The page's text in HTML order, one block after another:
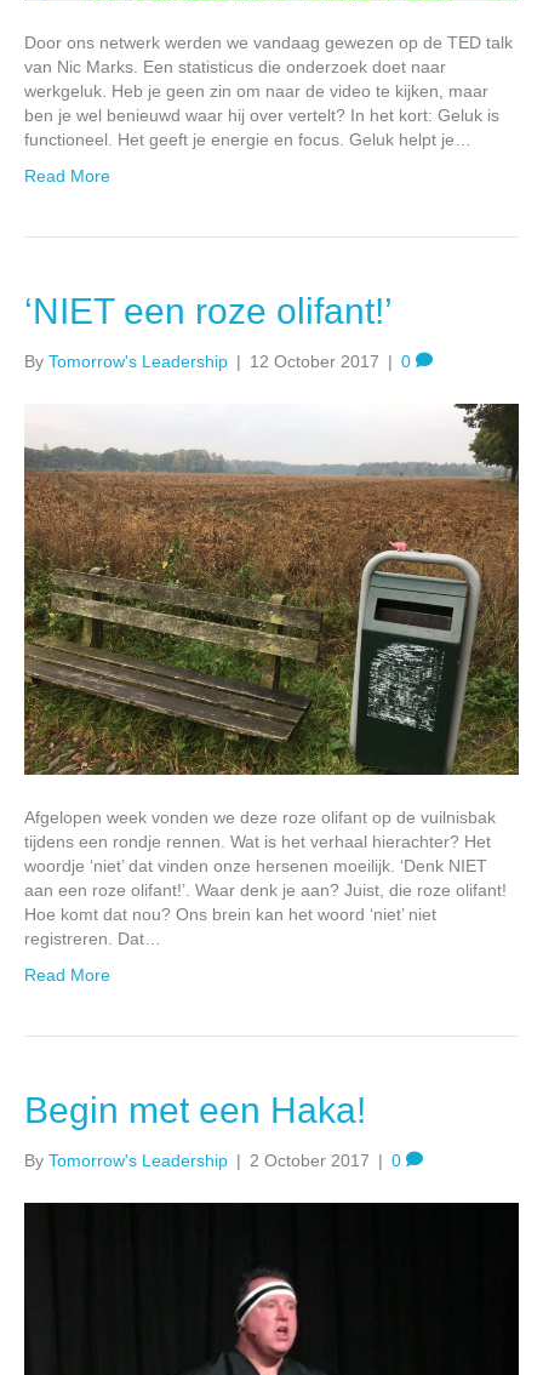
Door ons netwerk werden we vandaag gewezen op de TED talk
van Nic Marks. Een statisticus die onderzoek doet naar
werkgeluk. Heb je geen zin om naar de video te kijken, maar
ben je wel benieuwd waar hij over vertelt? In het kort: Geluk is
functioneel. Het geeft je energie en focus. Geluk helpt je…
Read More
‘NIET een roze olifant!’
By Tomorrow's Leadership | 12 October 2017 | 0
Afgelopen week vonden we deze roze olifant op de vuilnisbak
tijdens een rondje rennen. Wat is het verhaal hierachter? Het
woordje ‘niet’ dat vinden onze hersenen moeilijk. ‘Denk NIET
aan een roze olifant!’. Waar denk je aan? Juist, die roze olifant!
Hoe komt dat nou? Ons brein kan het woord ‘niet’ niet
registreren. Dat…
Read More
Begin met een Haka!
By Tomorrow's Leadership | 2 October 2017 | 0